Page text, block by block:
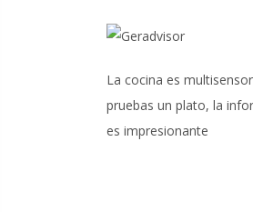
La cocina es
pruebas un plato, la
es impresionante